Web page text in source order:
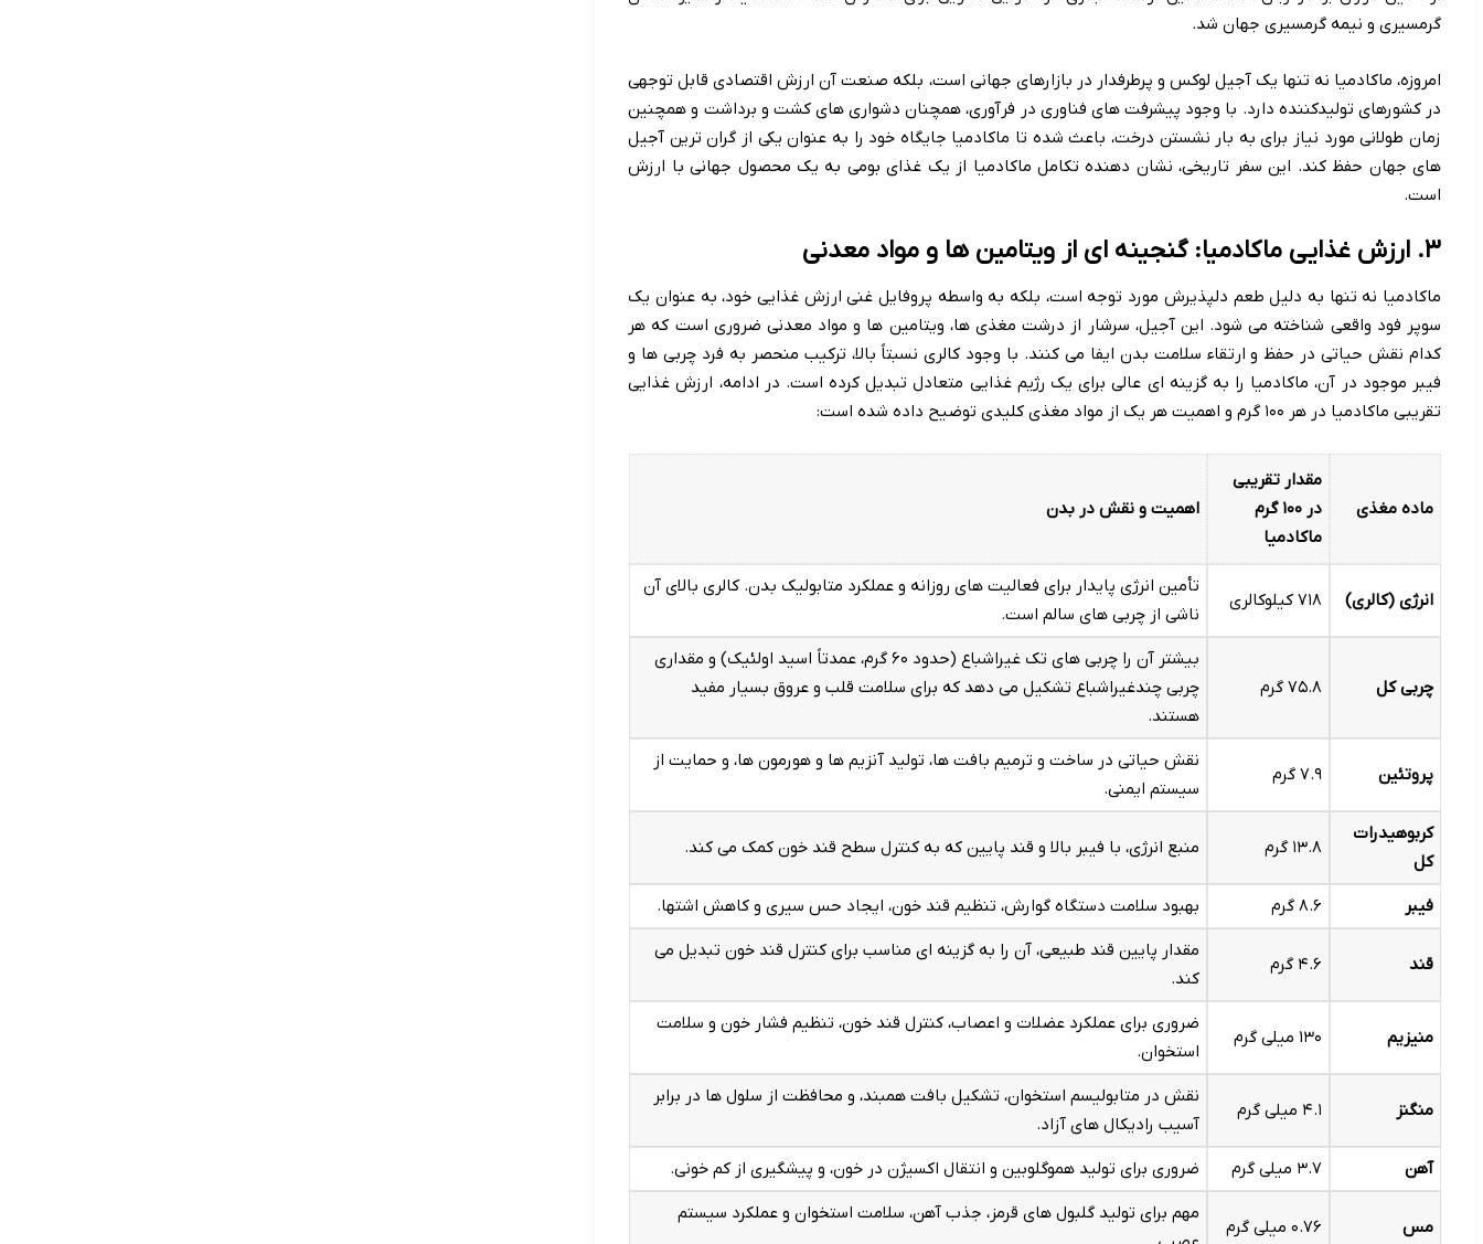
گرمسیری و نیمه گرمسیری جهان شد.
امروزه، ماکادمیا نه تنها یک آجیل لوکس و پرطرفدار در بازارهای جهانی است، بلکه صنعت آن ارزش اقتصادی قابل توجهی
در کشورهای تولیدکننده دارد. با وجود پیشرفت های فناوری در فرآوری، همچنان دشواری های کشت و برداشت و همچنین
زمان طولانی مورد نیاز برای به بار نشستن درخت، باعث شده تا ماکادمیا جایگاه خود را به عنوان یکی از گران ترین آجیل
های جهان حفظ کند. این سفر تاریخی، نشان دهنده تکامل ماکادمیا از یک غذای بومی به یک محصول جهانی با ارزش
است.
۳. ارزش غذایی ماکادمیا: گنجینه ای از ویتامین ها و مواد معدنی
ماکادمیا نه تنها به دلیل طعم دلپذیرش مورد توجه است، بلکه به واسطه پروفایل غنی ارزش غذایی خود، به عنوان یک
سوپر فود واقعی شناخته می شود. این آجیل، سرشار از درشت مغذی ها، ویتامین ها و مواد معدنی ضروری است که هر
کدام نقش حیاتی در حفظ و ارتقاء سلامت بدن ایفا می کنند. با وجود کالری نسبتاً بالا، ترکیب منحصر به فرد چربی ها و
فیبر موجود در آن، ماکادمیا را به گزینه ای عالی برای یک رژیم غذایی متعادل تبدیل کرده است. در ادامه، ارزش غذایی
تقریبی ماکادمیا در هر ۱۰۰ گرم و اهمیت هر یک از مواد مغذی کلیدی توضیح داده شده است:
ماده مغذی
مقدار تقریبی
در ۱۰۰ گرم
ماکادمیا
اهمیت و نقش در بدن
انرژی (کالری) ۷۱۸ کیلوکالری
تأمین انرژی پایدار برای فعالیت های روزانه و عملکرد متابولیک بدن. کالری بالای آن
ناشی از چربی های سالم است.
چربی کل ۷۵.۸ گرم
بیشتر آن را چربی های تک غیراشباع (حدود ۶۰ گرم، عمدتاً اسید اولئیک) و مقداری
چربی چندغیراشباع تشکیل می دهد که برای سلامت قلب و عروق بسیار مفید
هستند.
پروتئین ۷.۹ گرم
نقش حیاتی در ساخت و ترمیم بافت ها، تولید آنزیم ها و هورمون ها، و حمایت از
سیستم ایمنی.
کربوهیدرات
کل
۱۳.۸ گرم منبع انرژی، با فیبر بالا و قند پایین که به کنترل سطح قند خون کمک می کند.
فیبر ۸.۶ گرم بهبود سلامت دستگاه گوارش، تنظیم قند خون، ایجاد حس سیری و کاهش اشتها.
قند ۴.۶ گرم
مقدار پایین قند طبیعی، آن را به گزینه ای مناسب برای کنترل قند خون تبدیل می
کند.
منیزیم ۱۳۰ میلی گرم
ضروری برای عملکرد عضلات و اعصاب، کنترل قند خون، تنظیم فشار خون و سلامت
استخوان.
منگنز ۴.۱ میلی گرم
نقش در متابولیسم استخوان، تشکیل بافت همبند، و محافظت از سلول ها در برابر
آسیب رادیکال های آزاد.
آهن
۳.۷ میلی گرم ضروری برای تولید هموگلوبین و انتقال اکسیژن در خون، و پیشگیری از کم خونی.
مس ۰.۷۶ میلی گرم
مهم برای تولید گلبول های قرمز، جذب آهن، سلامت استخوان و عملکرد سیستم